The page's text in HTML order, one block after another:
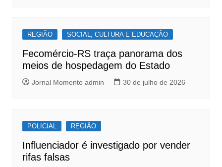
REGIÃO SOCIAL, CULTURA E EDUCAÇÃO
Fecomércio-RS traça panorama dos
meios de hospedagem do Estado
Jornal Momento admin 30 de julho de 2026
POLICIAL REGIÃO
Influenciador é investigado por vender
rifas falsas